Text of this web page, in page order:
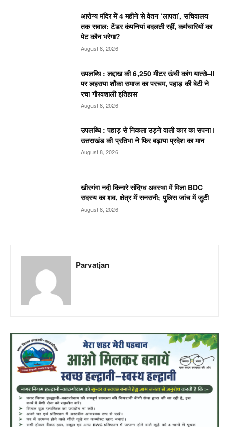
आरोग्य मंदिर में 4 महीने से वेतन ‘लापता’, सचिवालय
तक सवाल: टेंडर कंपनियां बदलती रहीं, कर्मचारियों का
पेट कौन भरेगा?
August 8, 2026
उपलब्धि : लद्दाख की 6,250 मीटर ऊंची कांग यात्से–II
पर लहराया शौका समाज का परचम, पहाड़ की बेटी ने
रचा गौरवशाली इतिहास
August 8, 2026
उपलब्धि : पहाड़ से निकला उड़ने वाली कार का सपना।
उत्तराखंड की प्रतिभा ने फिर बढ़ाया प्रदेश का मान
August 8, 2026
खीरगंगा नदी किनारे संदिग्ध अवस्था में मिला BDC
सदस्य का शव, क्षेत्र में सनसनी; पुलिस जांच में जुटी
August 8, 2026
Parvatjan